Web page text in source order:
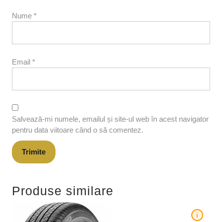
Nume *
Email *
Salvează-mi numele, emailul și site-ul web în acest navigator
pentru data viitoare când o să comentez.
Produse similare
i